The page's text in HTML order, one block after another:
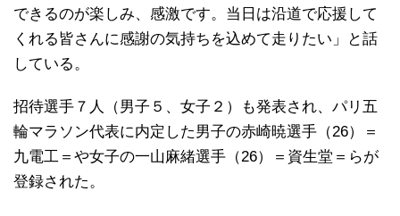
できるのが楽しみ、感激です。当日は沿道で応援して
くれる皆さんに感謝の気持ちを込めて走りたい」と話
している。
招待選手７人（男子５、女子２）も発表され、パリ五
輪マラソン代表に内定した男子の赤崎暁選手（26）＝
九電工＝や女子の一山麻緒選手（26）＝資生堂＝らが
登録された。